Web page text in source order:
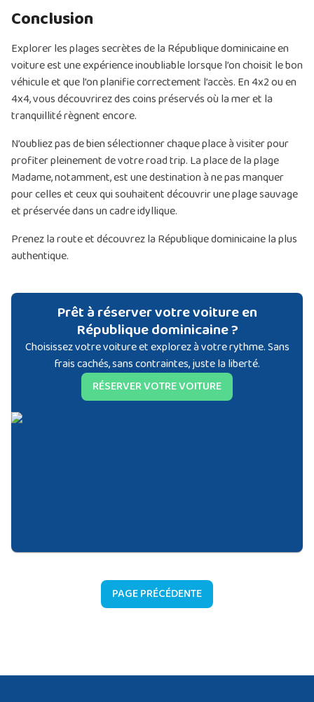
Conclusion
Explorer les plages secrètes de la République dominicaine en
voiture est une expérience inoubliable lorsque l’on choisit le bon
véhicule et que l’on planifie correctement l’accès. En 4x2 ou en
4x4, vous découvrirez des coins préservés où la mer et la
tranquillité règnent encore.
N’oubliez pas de bien sélectionner chaque place à visiter pour
profiter pleinement de votre road trip. La place de la plage
Madame, notamment, est une destination à ne pas manquer
pour celles et ceux qui souhaitent découvrir une plage sauvage
et préservée dans un cadre idyllique.
Prenez la route et découvrez la République dominicaine la plus
authentique.
Prêt à réserver votre voiture en
République dominicaine ?
Choisissez votre voiture et explorez à votre rythme. Sans
frais cachés, sans contraintes, juste la liberté.
RÉSERVER VOTRE VOITURE
PAGE PRÉCÉDENTE